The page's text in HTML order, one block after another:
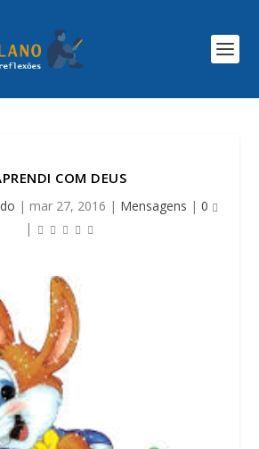
COM DEUS
| mar 27, 2016 | Mensagens | 0
|